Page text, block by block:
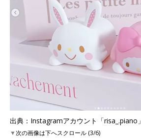
出典：Instagramアカウント「risa_.piano」
▼次の画像は下へスクロール (3/6)